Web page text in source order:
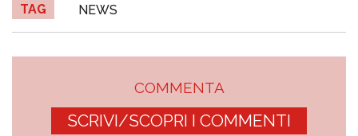
TAG NEWS
COMMENTA
SCRIVI/SCOPRI I COMMENTI